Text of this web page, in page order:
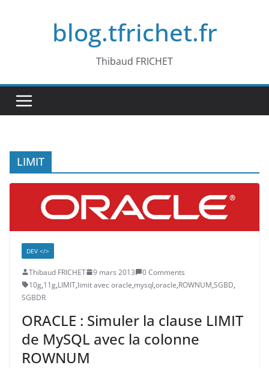
blog.tfrichet.fr
Thibaud FRICHET
LIMIT
DEV </>
Thibaud FRICHET 9 mars 2013
0 Comments
10g,11g,LIMIT,limit avec oracle,mysql,oracle,ROWNUM,SGBD,
SGBDR
ORACLE : Simuler la clause LIMIT
de MySQL avec la colonne
ROWNUM